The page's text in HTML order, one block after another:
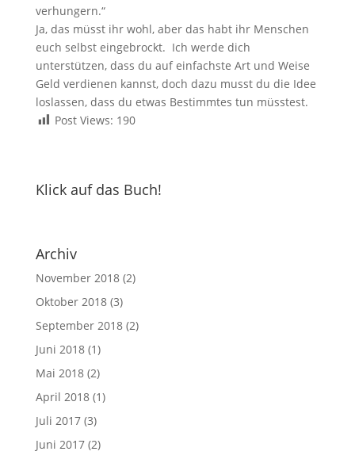
verhungern.“
Ja, das müsst ihr wohl, aber das habt ihr Menschen
euch selbst eingebrockt. Ich werde dich
unterstützen, dass du auf einfachste Art und Weise
Geld verdienen kannst, doch dazu musst du die Idee
loslassen, dass du etwas Bestimmtes tun müsstest.
Post Views: 190
Klick auf das Buch!
Archiv
November 2018(2)
Oktober 2018(3)
September 2018(2)
Juni 2018(1)
Mai 2018(2)
April 2018(1)
Juli 2017(3)
Juni 2017(2)